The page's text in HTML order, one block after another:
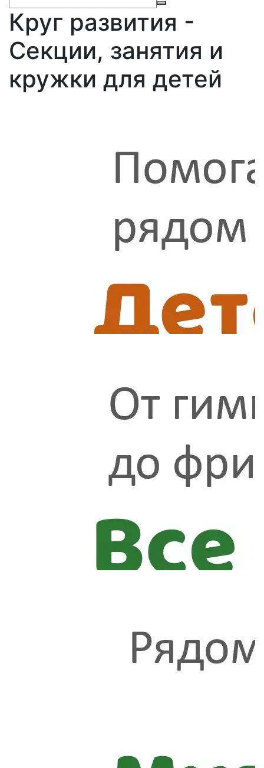
Круг развития -
Секции, занятия и
кружки для детей